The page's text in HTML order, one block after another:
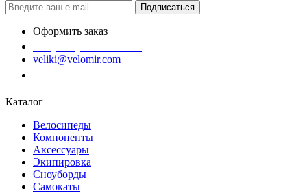
Подписаться
Оформить заказ
veliki@velomir.com
Каталог
Велосипеды
Компоненты
Аксессуары
Экипировка
Сноуборды
Самокаты